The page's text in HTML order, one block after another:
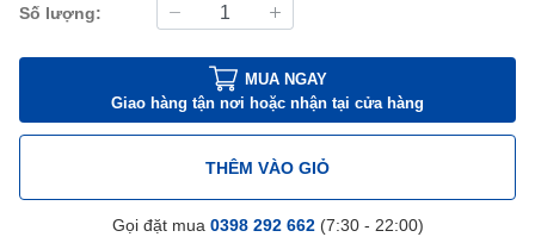
Số lượng:
MUA NGAY
Giao hàng tận nơi hoặc nhận tại cửa hàng
THÊM VÀO GIỎ
Gọi đặt mua 0398 292 662(7:30 - 22:00)